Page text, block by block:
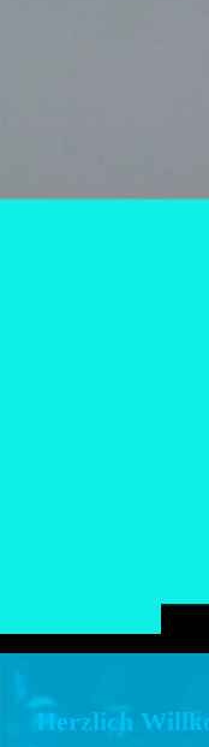
Herzlich